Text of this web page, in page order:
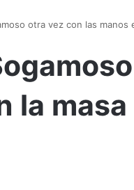
otra vez con las manos
la masa